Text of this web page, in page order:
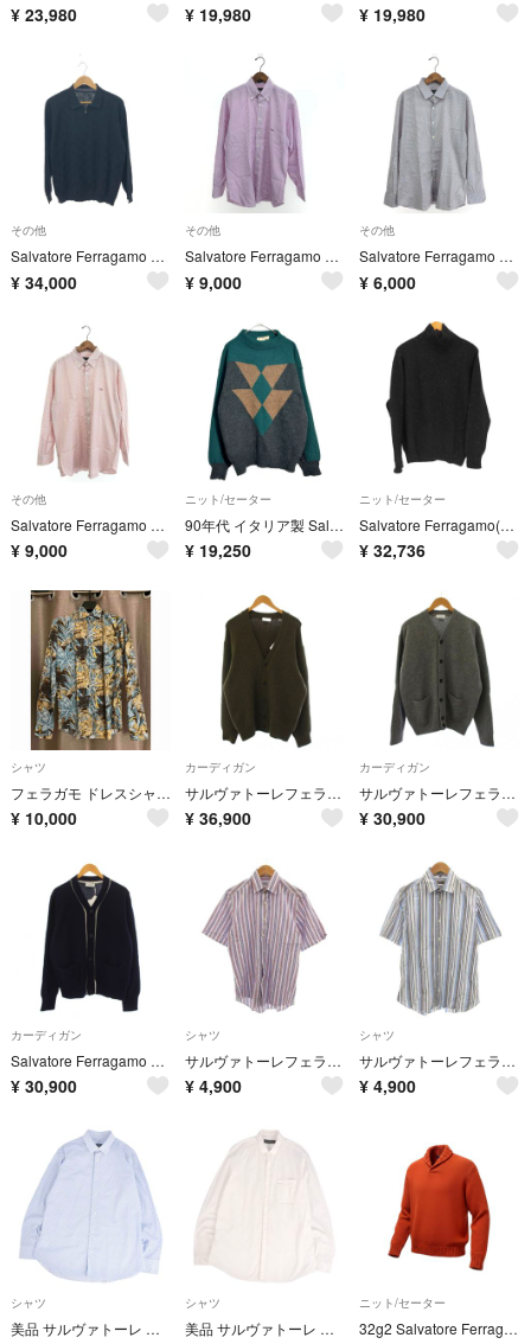
¥ 23,980 ¥ 19,980 ¥ 19,980
その他
Salvatore Ferragamo サルヴァトーレフェラガモ ハーフジップニット サイズ:L ガンチーニ/総柄 ブラック メンズ / 241021000683
¥ 34,000
その他
Salvatore Ferragamo サルヴァトーレフェラガモ ボタンダウンシャツ サイズ:L ストライプ/ガンチーニ刺繍/長袖 パープル メンズ / 241021001030
¥ 9,000
その他
Salvatore Ferragamo サルヴァトーレフェラガモ 長袖シャツ サイズ:L ストライプ ブラウン メンズ / 241021001024
¥ 6,000
その他
Salvatore Ferragamo サルヴァトーレフェラガモ 長袖シャツ サイズ:L ガンチーニ刺繍/ストライプ/ボタンダウン ピンク メンズ / 241021001025
¥ 9,000
ニット/セーター
90年代 イタリア製 Salvatore Ferragamo サルヴァトーレ フェラガモ ハイネック モヘアニットセーター (メンズ L)中古 古着 Y5470
¥ 19,250
ニット/セーター
Salvatore Ferragamo(サルヴァトーレフェラガモ) メンズ
¥ 32,736
シャツ
フェラガモ ドレスシャツ アロハ柄 Sサイズ 極美品
¥ 10,000
カーディガン
サルヴァトーレフェラガモ ニット カーディガン 長袖 Vネック L グリーン
¥ 36,900
カーディガン
サルヴァトーレフェラガモ ニット カーディガン 長袖 Vネック L グレー
¥ 30,900
カーディガン
Salvatore Ferragamo ニット カーディガン 長袖 XL 紺
¥ 30,900
シャツ
サルヴァトーレフェラガモ 美品 シャツ 15 1/2 青 ブルー 半袖 /NL
¥ 4,900
シャツ
サルヴァトーレフェラガモ 美品 シャツ M 青 ブルー 白 ホワイト
¥ 4,900
シャツ
美品 サルヴァトーレ フェラガモ Salvatore Ferragamo シャツ 長袖 ガンチーニ 総柄 コットン トップス メンズ L ブルー
シャツ
美品 サルヴァトーレ フェラガモ Salvatore Ferragamo シャツ ロングスリーブ 長袖 コットン トップス メンズ Lホワイト
ニット/セーター
32g2 Salvatore Ferragamo サルヴァトーレフェラガモ ニットセーター 襟付きニットプルオーバー トップス Mサイズ オレンジ メンズ 男性用u02t